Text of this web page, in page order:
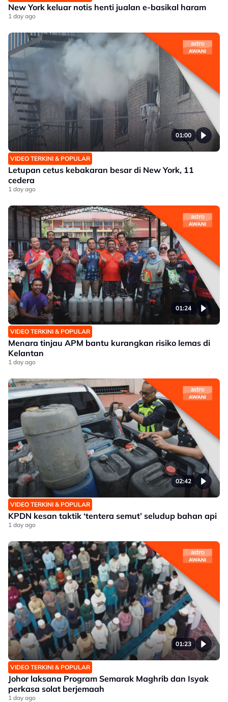
New York keluar notis henti jualan e-basikal haram
1 day ago
01:00
VIDEO TERKINI & POPULAR
Letupan cetus kebakaran besar di New York, 11
cedera
1 day ago
01:24
VIDEO TERKINI & POPULAR
Menara tinjau APM bantu kurangkan risiko lemas di
Kelantan
1 day ago
02:42
VIDEO TERKINI & POPULAR
KPDN kesan taktik ‘tentera semut’ seludup bahan api
1 day ago
01:23
VIDEO TERKINI & POPULAR
Johor laksana Program Semarak Maghrib dan Isyak
perkasa solat berjemaah
1 day ago